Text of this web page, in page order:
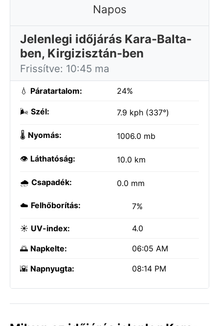
Napos
Jelenlegi időjárás Kara-Balta-
ben, Kirgizisztán-ben
Frissítve: 10:45 ma
💧 Páratartalom: 24%
🌬️ Szél: 7.9 kph (337°)
🌡️ Nyomás: 1006.0 mb
👁️ Láthatóság: 10.0 km
🌧️ Csapadék: 0.0 mm
☁️ Felhőborítás: 7%
☀️ UV-index: 4.0
🌅 Napkelte: 06:05 AM
🌇 Napnyugta: 08:14 PM